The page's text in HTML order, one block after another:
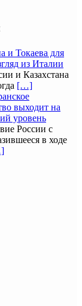
и Токаева для
из Италии
и Казахстана
[…]
выходит на
уровень
России с
в ходе